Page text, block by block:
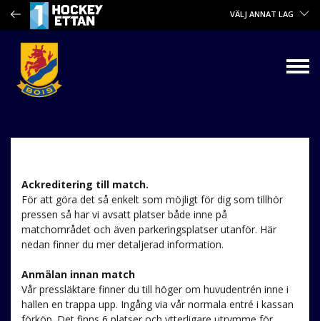
VÄLJ ANNAT LAG
Ackreditering till match.
För att göra det så enkelt som möjligt för dig som tillhör
pressen så har vi avsatt platser både inne på
matchområdet och även parkeringsplatser utanför. Här
nedan finner du mer detaljerad information.
Anmälan innan match
Vår pressläktare finner du till höger om huvudentrén inne i
hallen en trappa upp. Ingång via vår normala entré i kassan